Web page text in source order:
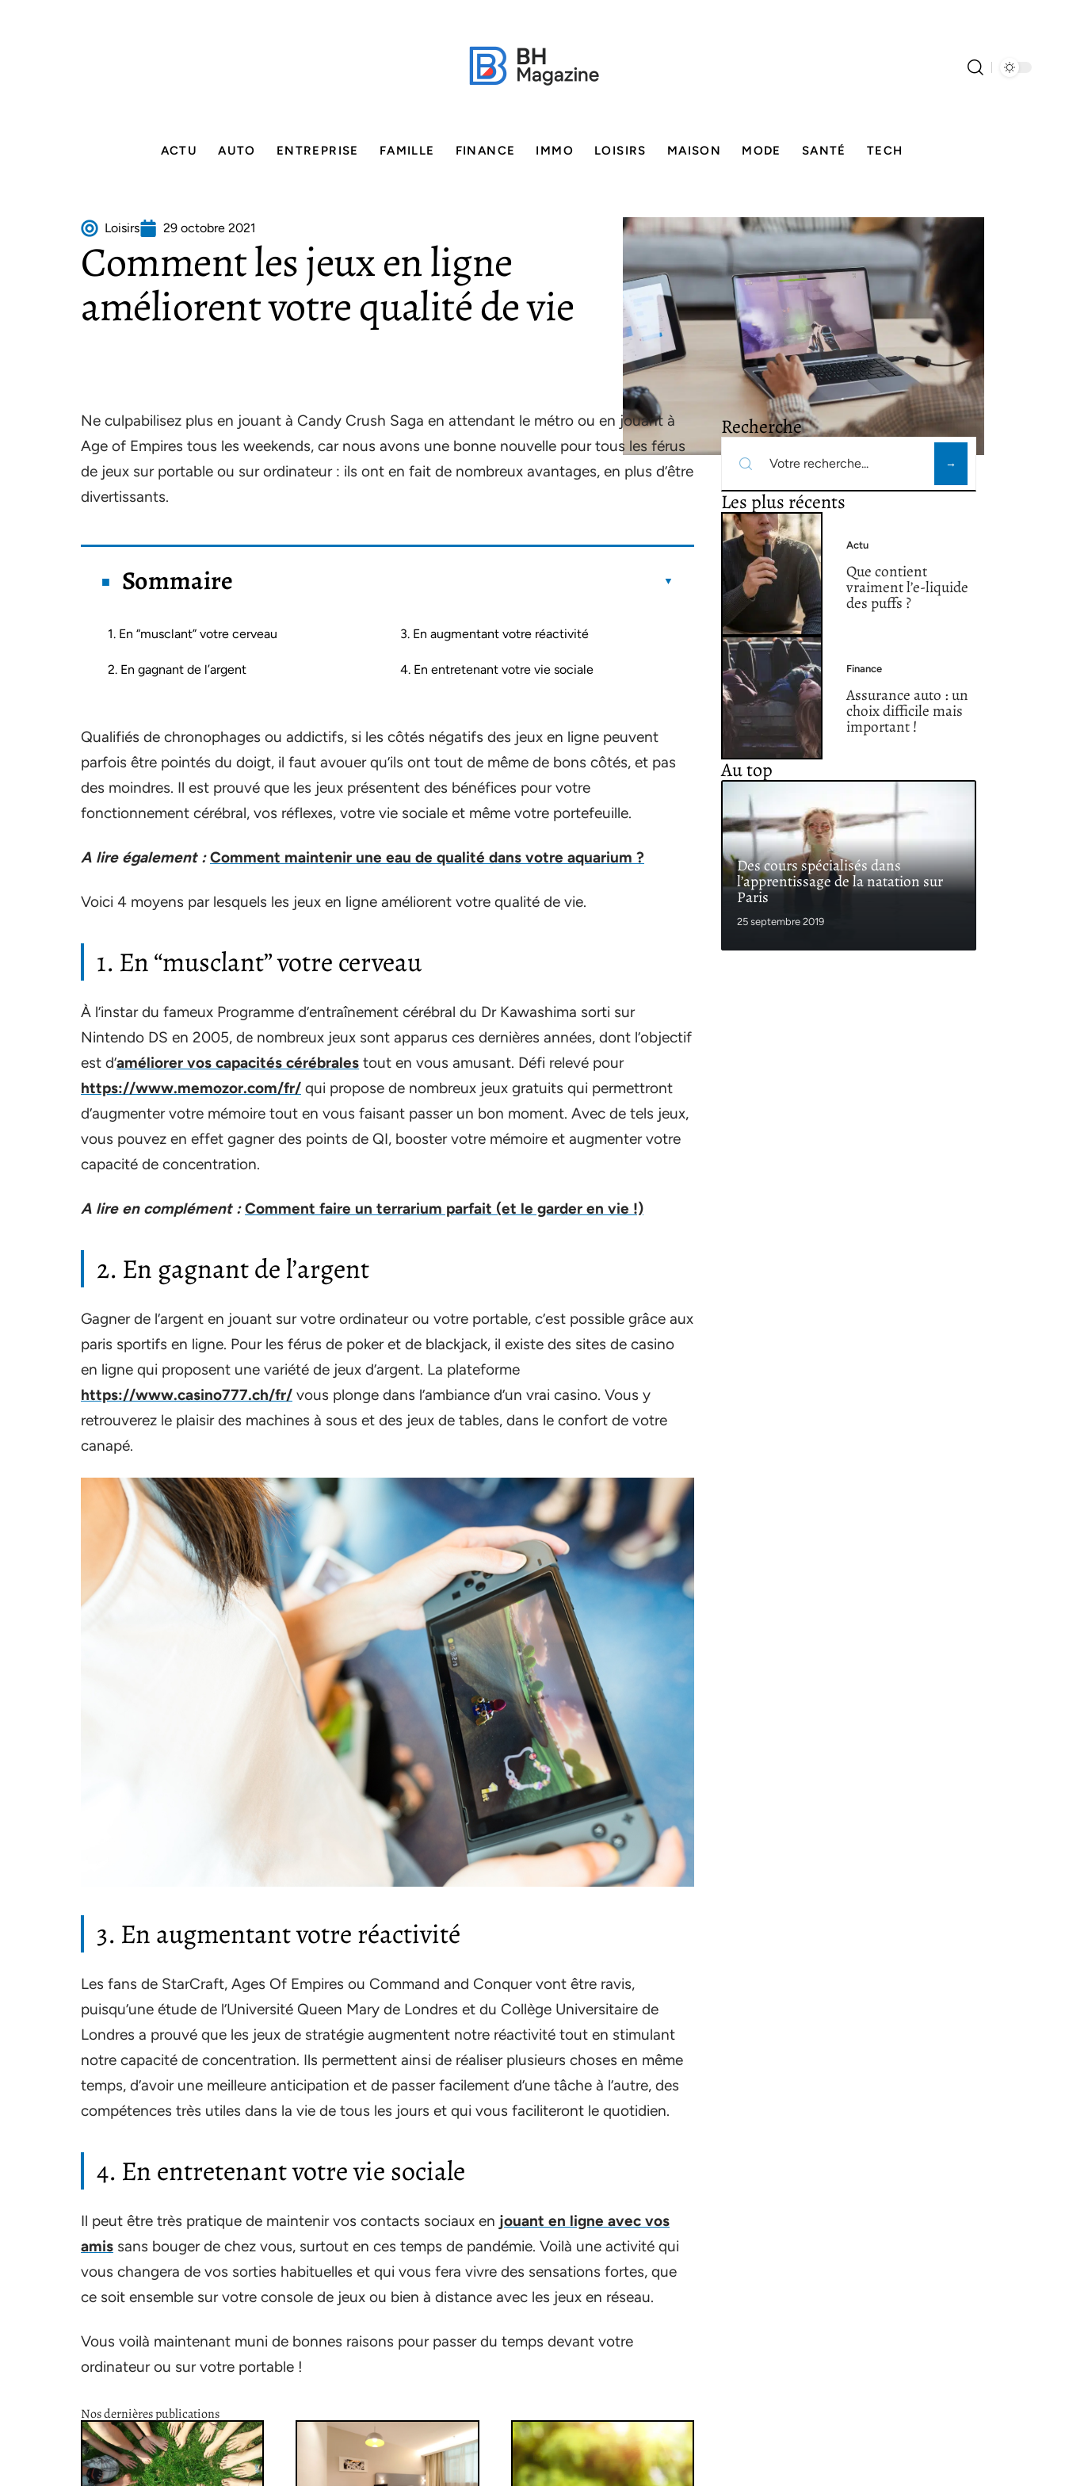
ACTU AUTO ENTREPRISE FAMILLE FINANCE IMMO LOISIRS MAISON MODE SANTÉ TECH
Loisirs 29 octobre 2021
Comment les jeux en ligne
améliorent votre qualité de vie
Ne culpabilisez plus en jouant à Candy Crush Saga en attendant le métro ou en jouant à
Age of Empires tous les weekends, car nous avons une bonne nouvelle pour tous les férus
de jeux sur portable ou sur ordinateur : ils ont en fait de nombreux avantages, en plus d’être
divertissants.
Sommaire
1. En “musclant” votre cerveau
2. En gagnant de l’argent
3. En augmentant votre réactivité
4. En entretenant votre vie sociale
Qualifiés de chronophages ou addictifs, si les côtés négatifs des jeux en ligne peuvent
parfois être pointés du doigt, il faut avouer qu’ils ont tout de même de bons côtés, et pas
des moindres. Il est prouvé que les jeux présentent des bénéfices pour votre
fonctionnement cérébral, vos réflexes, votre vie sociale et même votre portefeuille.
A lire également : Comment maintenir une eau de qualité dans votre aquarium ?
Voici 4 moyens par lesquels les jeux en ligne améliorent votre qualité de vie.
1. En “musclant” votre cerveau
À l’instar du fameux Programme d’entraînement cérébral du Dr Kawashima sorti sur
Nintendo DS en 2005, de nombreux jeux sont apparus ces dernières années, dont l’objectif
est d’améliorer vos capacités cérébrales tout en vous amusant. Défi relevé pour
https://www.memozor.com/fr/ qui propose de nombreux jeux gratuits qui permettront
d’augmenter votre mémoire tout en vous faisant passer un bon moment. Avec de tels jeux,
vous pouvez en effet gagner des points de QI, booster votre mémoire et augmenter votre
capacité de concentration.
A lire en complément : Comment faire un terrarium parfait (et le garder en vie !)
2. En gagnant de l’argent
Gagner de l’argent en jouant sur votre ordinateur ou votre portable, c’est possible grâce aux
paris sportifs en ligne. Pour les férus de poker et de blackjack, il existe des sites de casino
en ligne qui proposent une variété de jeux d’argent. La plateforme
https://www.casino777.ch/fr/ vous plonge dans l’ambiance d’un vrai casino. Vous y
retrouverez le plaisir des machines à sous et des jeux de tables, dans le confort de votre
canapé.
3. En augmentant votre réactivité
Les fans de StarCraft, Ages Of Empires ou Command and Conquer vont être ravis,
puisqu’une étude de l’Université Queen Mary de Londres et du Collège Universitaire de
Londres a prouvé que les jeux de stratégie augmentent notre réactivité tout en stimulant
notre capacité de concentration. Ils permettent ainsi de réaliser plusieurs choses en même
temps, d’avoir une meilleure anticipation et de passer facilement d’une tâche à l’autre, des
compétences très utiles dans la vie de tous les jours et qui vous faciliteront le quotidien.
4. En entretenant votre vie sociale
Il peut être très pratique de maintenir vos contacts sociaux en jouant en ligne avec vos
amis sans bouger de chez vous, surtout en ces temps de pandémie. Voilà une activité qui
vous changera de vos sorties habituelles et qui vous fera vivre des sensations fortes, que
ce soit ensemble sur votre console de jeux ou bien à distance avec les jeux en réseau.
Vous voilà maintenant muni de bonnes raisons pour passer du temps devant votre
ordinateur ou sur votre portable !
Nos dernières publications
Recherche
Les plus récents
Actu
Que contient
vraiment l’e-liquide
des puffs ?
Finance
Assurance auto : un
choix difficile mais
important !
Au top
Des cours spécialisés dans
l’apprentissage de la natation sur
Paris
25 septembre 2019